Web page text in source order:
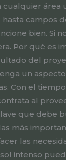
cualquier
hasta campos
bien. Si
Por qué es
del
un
Con el
al
que debe
más
las
intenso